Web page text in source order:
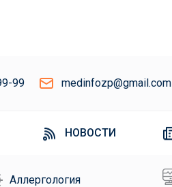
99 medinfozp@gmail.com
НОВОСТИ
Аллергология